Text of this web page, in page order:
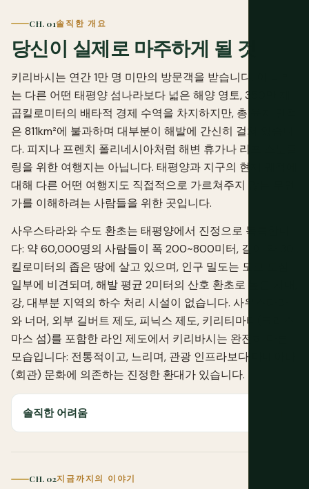
CH. 01솔직한 개요
당신이 실제로 마주하게 될 것
키리바시는 연간 1만 명 미만의 방문객을 받습니다. 이 나라
는 다른 어떤 태평양 섬나라보다 넓은 해양 영토, 350만 제
곱킬로미터의 배타적 경제 수역을 차지하지만, 총 육지 면적
은 811km²에 불과하며 대부분이 해발에 간신히 걸쳐 있습니
다. 피지나 프렌치 폴리네시아처럼 해변 휴가나 리프 스노클
링을 위한 여행지는 아닙니다. 태평양과 지구의 현재 궤적에
대해 다른 어떤 여행지도 직접적으로 가르쳐주지 않는 무언
가를 이해하려는 사람들을 위한 곳입니다.
사우스타라와 수도 환초는 태평양에서 진정으로 독특합니
다: 약 60,000명의 사람들이 폭 200~800미터, 길이 약 30
킬로미터의 좁은 땅에 살고 있으며, 인구 밀도는 도쿄 도심
일부에 비견되며, 해발 평균 2미터의 산호 환초로 높은 지대,
강, 대부분 지역의 하수 처리 시설이 없습니다. 사우스타라
와 너머, 외부 길버트 제도, 피닉스 제도, 키리티마티(크리스
마스 섬)를 포함한 라인 제도에서 키리바시는 완전히 다른
모습입니다: 전통적이고, 느리며, 관광 인프라보다 마네아바
(회관) 문화에 의존하는 진정한 환대가 있습니다.
솔직한 어려움
CH. 02지금까지의 이야기